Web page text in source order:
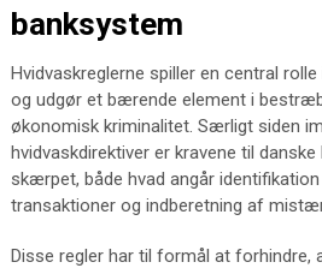
banksystem
Hvidvaskreglerne spiller en central
og udgør et bærende element i
økonomisk kriminalitet. Særligt siden
hvidvaskdirektiver er kravene til
skærpet, både hvad angår
transaktioner og indberetning af
Disse regler har til formål at forhindre,